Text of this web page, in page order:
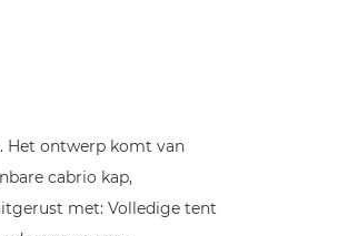
Het ontwerp komt van
cabrio kap,
met: Volledige tent